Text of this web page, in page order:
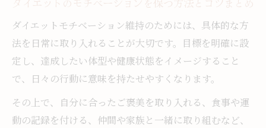
ダイエットのモチベーションを保つ方法とコツまとめ
ダイエットモチベーション維持のためには、具体的な方
法を日常に取り入れることが大切です。目標を明確に設
定し、達成したい体型や健康状態をイメージすること
で、日々の行動に意味を持たせやすくなります。
その上で、自分に合ったご褒美を取り入れる、食事や運
動の記録を付ける、仲間や家族と一緒に取り組むなど、